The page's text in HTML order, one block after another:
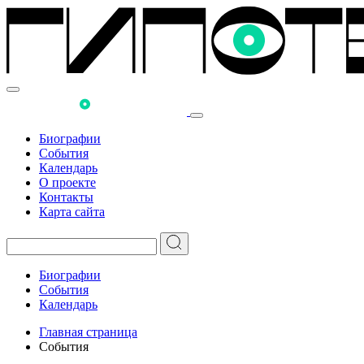
Биографии
События
Календарь
О проекте
Контакты
Карта сайта
Биографии
События
Календарь
Главная страница
События